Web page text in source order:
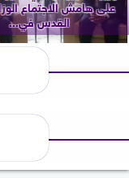
على هامش الاجتماع
القدس في...